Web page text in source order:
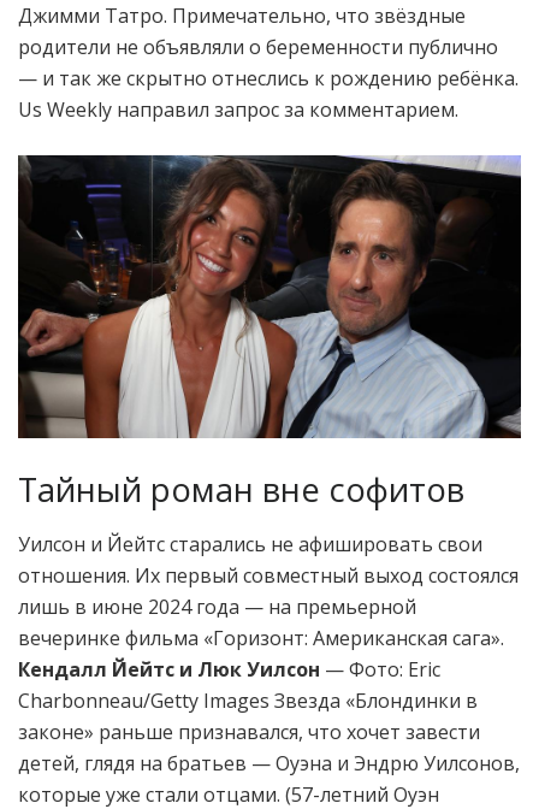
Джимми Татро. Примечательно, что звёздные
родители не объявляли о беременности публично
— и так же скрытно отнеслись к рождению ребёнка.
Us Weekly направил запрос за комментарием.
Тайный роман вне софитов
Уилсон и Йейтс старались не афишировать свои
отношения. Их первый совместный выход состоялся
лишь в июне 2024 года — на премьерной
вечеринке фильма «Горизонт: Американская сага».
Кендалл Йейтс и Люк Уилсон — Фото: Eric
Charbonneau/Getty Images Звезда «Блондинки в
законе» раньше признавался, что хочет завести
детей, глядя на братьев — Оуэна и Эндрю Уилсонов,
которые уже стали отцами. (57-летний Оуэн